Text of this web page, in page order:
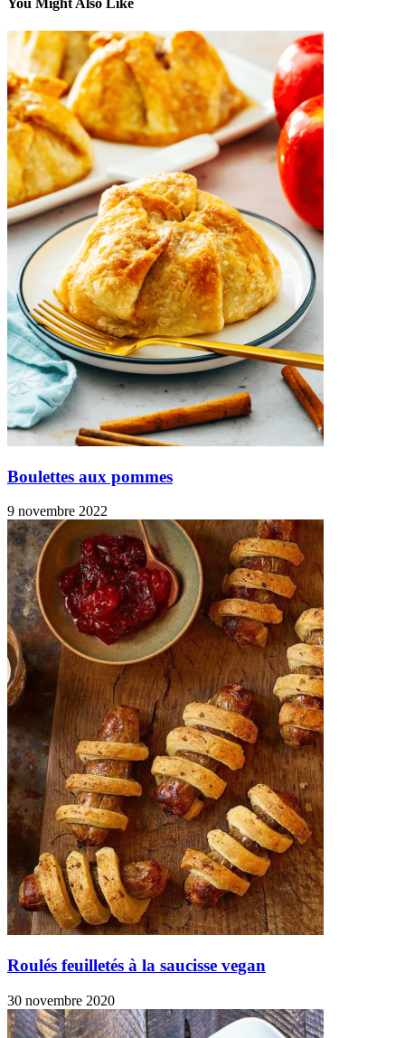
Boulettes aux pommes
9 novembre 2022
Roulés feuilletés à la saucisse vegan
30 novembre 2020